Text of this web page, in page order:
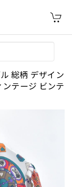
総柄 デザイン
テージ ビンテ